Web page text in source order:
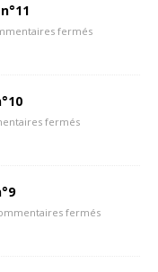
fermés
fermés
fermés